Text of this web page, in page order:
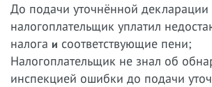
До подачи уточнённой декларации
налогоплательщик уплатил
налога и соответствующие пени;
Налогоплательщик не знал об
инспекцией ошибки до подачи